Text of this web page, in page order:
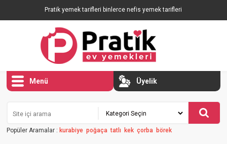
Pratik yemek tarifleri binlerce nefis yemek tarifleri
Menü Üyelik
Popüler Aramalar : kurabiye poğaça tatlı kek çorba börek